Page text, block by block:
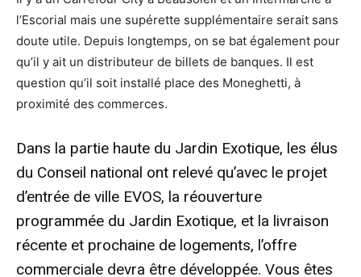
l’Escorial mais une supérette supplémentaire serait sans
doute utile. Depuis longtemps, on se bat également pour
qu’il y ait un distributeur de billets de banques. Il est
question qu’il soit installé place des Moneghetti, à
proximité des commerces.
Dans la partie haute du Jardin Exotique, les élus
du Conseil national ont relevé qu’avec le projet
d’entrée de ville EVOS, la réouverture
programmée du Jardin Exotique, et la livraison
récente et prochaine de logements, l’offre
commerciale devra être développée. Vous êtes